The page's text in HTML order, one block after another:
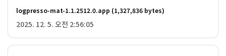
logpresso-mat-1.1.2512.0.app (1,327,836 bytes)
2025. 12. 5. 오전 2:56:05